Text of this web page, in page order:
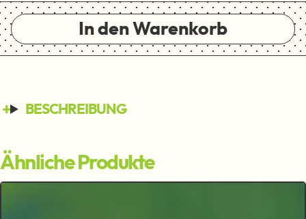
In den Warenkorb
BESCHREIBUNG
Ähnliche Produkte